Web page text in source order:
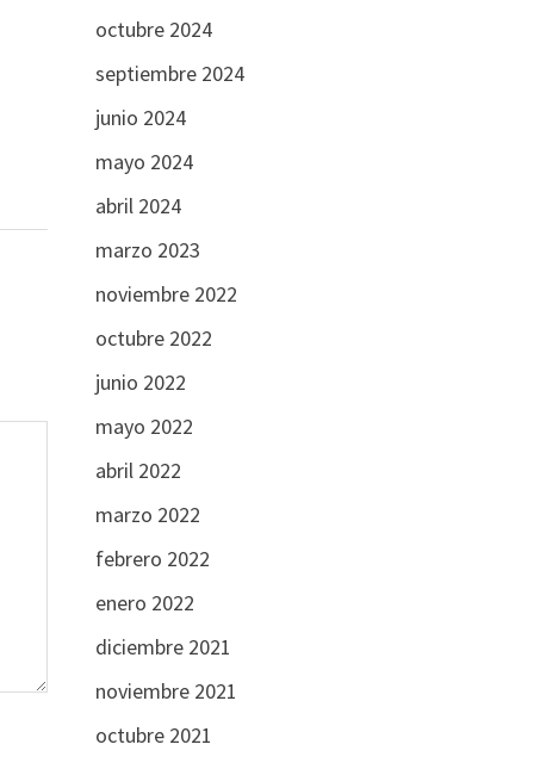
octubre 2024
septiembre 2024
junio 2024
mayo 2024
abril 2024
marzo 2023
noviembre 2022
octubre 2022
junio 2022
mayo 2022
abril 2022
marzo 2022
febrero 2022
enero 2022
diciembre 2021
noviembre 2021
octubre 2021